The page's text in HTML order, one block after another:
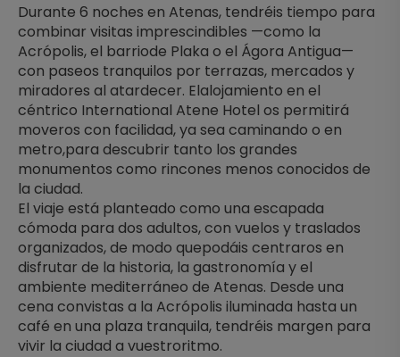
Durante 6 noches en Atenas, tendréis tiempo para
combinar visitas imprescindibles —como la
Acrópolis, el barriode Plaka o el Ágora Antigua—
con paseos tranquilos por terrazas, mercados y
miradores al atardecer. Elalojamiento en el
céntrico International Atene Hotel os permitirá
moveros con facilidad, ya sea caminando o en
metro,para descubrir tanto los grandes
monumentos como rincones menos conocidos de
la ciudad.
El viaje está planteado como una escapada
cómoda para dos adultos, con vuelos y traslados
organizados, de modo quepodáis centraros en
disfrutar de la historia, la gastronomía y el
ambiente mediterráneo de Atenas. Desde una
cena convistas a la Acrópolis iluminada hasta un
café en una plaza tranquila, tendréis margen para
vivir la ciudad a vuestroritmo.